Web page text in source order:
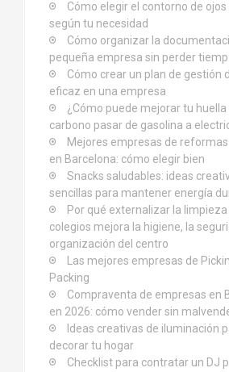
Cómo elegir el contorno de
según tu necesidad
Cómo organizar la
pequeña empresa sin perder
Cómo crear un plan de gestión
eficaz en una empresa
¿Cómo puede mejorar tu huella
carbono pasar de gasolina a
Mejores empresas de
en Barcelona: cómo elegir bien
Snacks saludables: ideas
sencillas para mantener energía
Por qué externalizar la limpieza
colegios mejora la higiene, la
organización del centro
Las mejores empresas de
Packing
Compraventa de empresas en
en 2026: cómo vender sin
Ideas creativas de iluminación
decorar tu hogar
Checklist para contratar un DJ